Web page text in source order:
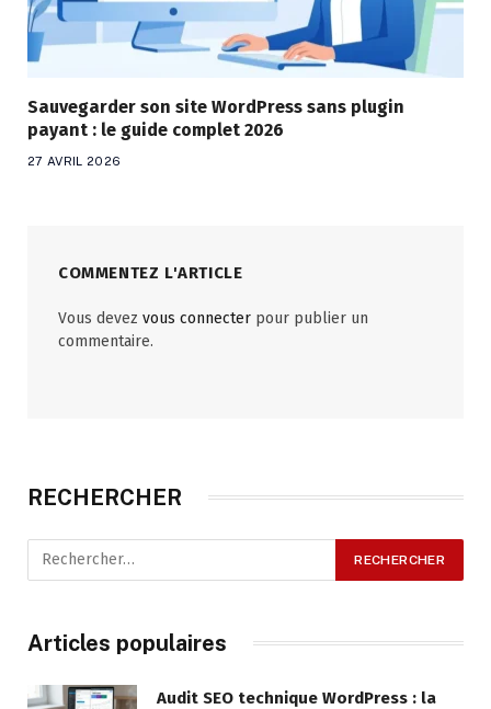
Sauvegarder son site WordPress sans plugin
payant : le guide complet 2026
27 AVRIL 2026
COMMENTEZ L'ARTICLE
Vous devez vous connecter pour publier un
commentaire.
RECHERCHER
Articles populaires
Audit SEO technique WordPress : la